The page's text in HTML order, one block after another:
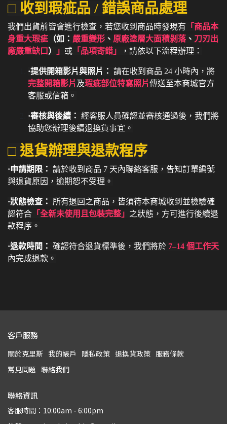
□ 收到瑕疵品 / 錯誤商品處理
我們出貨前皆會進行檢查，若您收到商品時發現有 「商品本
身重大瑕疵 （如： 嚴重變形 、 原廠塗層大面積剝落 、 刀刃出
廠嚴重缺口 ） 」 或 「品項寄錯」 ，請依以下流程辦理：
·提供開箱影片與照片： 請在收到商品 24 小時內，將
完整開箱影片 及瑕疵部位特寫照片傳送至本商城官方
客服或信箱。
·審核與後續： 經客服人員確認並審核通過後，我們將
協助您辦理後續退換貨事宜。
□ 退貨辦理與退款程序
·申請期限： 請於收到商品 7 天內聯絡客服，告知訂單編號
與退貨原因，逾期恕不受理。
·狀態檢查：
所有退回之商品，皆須待本商城收到並檢驗確
認符合 「全新未使用且包裝完整」 之狀態，方可進行後續退
款程序。
·退款時間： 確認符合退貨標準後，我們將於 7–14 個工作天
內完成退款。
客戶服務
關於克里斯 我的帳戶 隱私政策 退換貨政策 服務條款
常見問題 聯絡我們
聯絡資訊
客服時間：10:00am - 6:00pm